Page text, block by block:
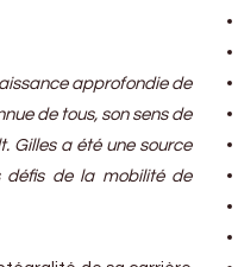
approfondie de
de tous, son sens de
Gilles a été une source
défis de la mobilité de